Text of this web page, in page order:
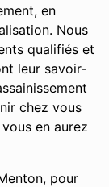
en
Nous
qualifiés et
leur savoir-
chez vous
en aurez
pour